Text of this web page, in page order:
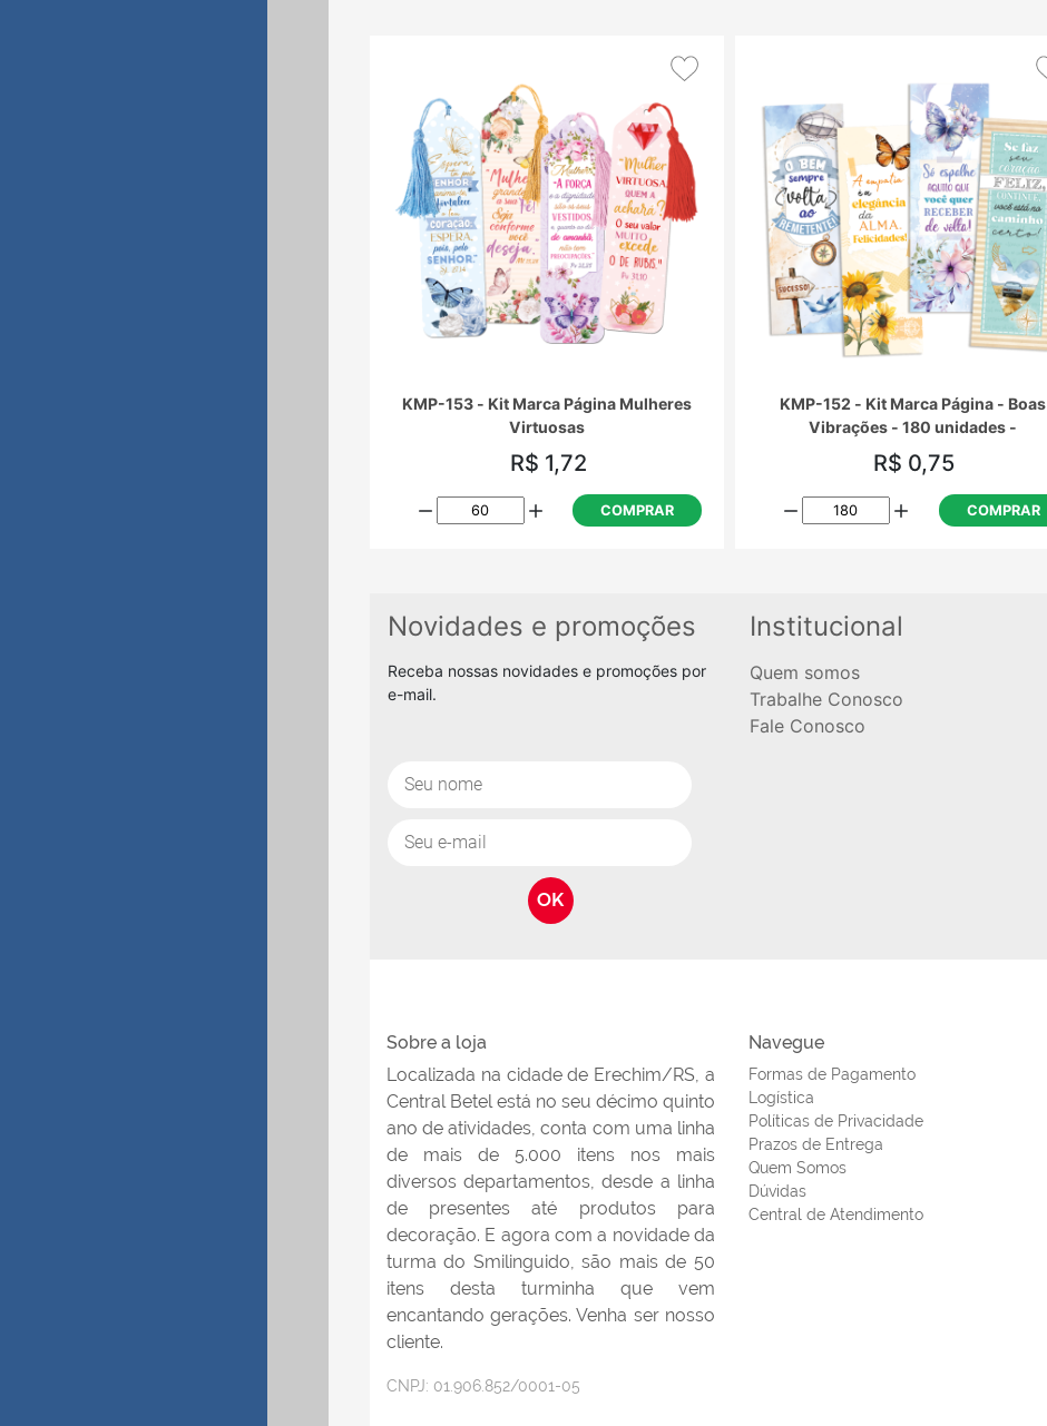
KMP-153 - Kit Marca Página Mulheres
Virtuosas
R$ 1,72
COMPRAR
KMP-152 - Kit Marca Página - Boas
Vibrações - 180 unidades -
R$ 0,75
COMPRAR
Novidades e promoções
Receba nossas novidades e promoções por
e-mail.
OK
Institucional
Quem somos
Trabalhe Conosco
Fale Conosco
Sobre a loja
Localizada na cidade de Erechim/RS, a
Central Betel está no seu décimo quinto
ano de atividades, conta com uma linha
de mais de 5.000 itens nos mais
diversos departamentos, desde a linha
de presentes até produtos para
decoração. E agora com a novidade da
turma do Smilinguido, são mais de 50
itens desta turminha que vem
encantando gerações. Venha ser nosso
cliente.
CNPJ: 01.906.852/0001-05
Navegue
Formas de Pagamento
Logística
Políticas de Privacidade
Prazos de Entrega
Quem Somos
Dúvidas
Central de Atendimento